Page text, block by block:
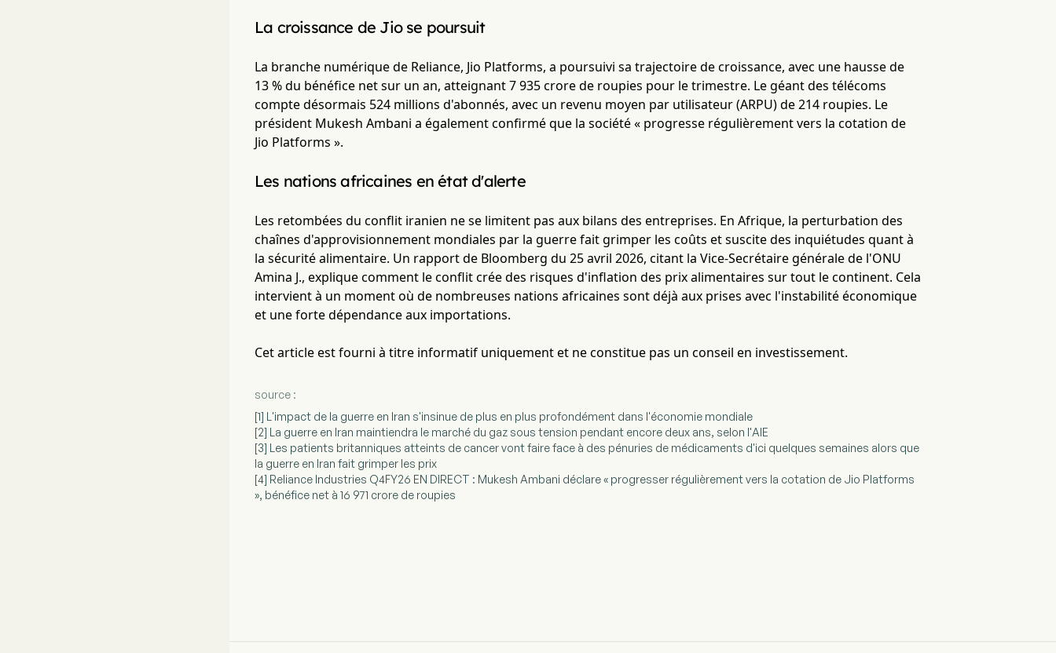
La croissance de Jio se poursuit
La branche numérique de Reliance, Jio Platforms, a poursuivi sa trajectoire de croissance, avec une hausse de
13 % du bénéfice net sur un an, atteignant 7 935 crore de roupies pour le trimestre. Le géant des télécoms
compte désormais 524 millions d'abonnés, avec un revenu moyen par utilisateur (ARPU) de 214 roupies. Le
président Mukesh Ambani a également confirmé que la société « progresse régulièrement vers la cotation de
Jio Platforms ».
Les nations africaines en état d'alerte
Les retombées du conflit iranien ne se limitent pas aux bilans des entreprises. En Afrique, la perturbation des
chaînes d'approvisionnement mondiales par la guerre fait grimper les coûts et suscite des inquiétudes quant à
la sécurité alimentaire. Un rapport de Bloomberg du 25 avril 2026, citant la Vice-Secrétaire générale de l'ONU
Amina J., explique comment le conflit crée des risques d'inflation des prix alimentaires sur tout le continent. Cela
intervient à un moment où de nombreuses nations africaines sont déjà aux prises avec l'instabilité économique
et une forte dépendance aux importations.
Cet article est fourni à titre informatif uniquement et ne constitue pas un conseil en investissement.
source :
[1] L'impact de la guerre en Iran s'insinue de plus en plus profondément dans l'économie mondiale
[2] La guerre en Iran maintiendra le marché du gaz sous tension pendant encore deux ans, selon l'AIE
[3] Les patients britanniques atteints de cancer vont faire face à des pénuries de médicaments d'ici quelques semaines alors que
la guerre en Iran fait grimper les prix
[4] Reliance Industries Q4FY26 EN DIRECT : Mukesh Ambani déclare « progresser régulièrement vers la cotation de Jio Platforms
», bénéfice net à 16 971 crore de roupies